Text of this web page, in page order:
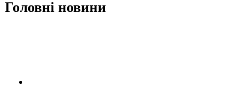
Головні новини